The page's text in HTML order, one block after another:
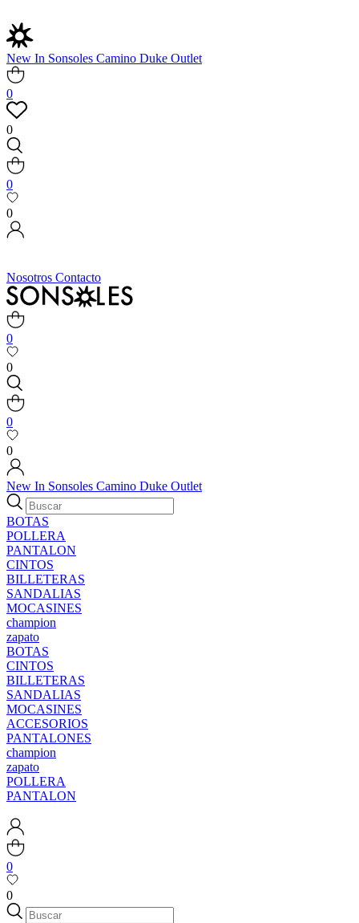
New In Sonsoles Camino Duke Outlet
0
0
0
0
Nosotros Contacto
0
0
0
0
New In Sonsoles Camino Duke Outlet
BOTAS
POLLERA
PANTALON
CINTOS
BILLETERAS
SANDALIAS
MOCASINES
champion
zapato
BOTAS
CINTOS
BILLETERAS
SANDALIAS
MOCASINES
ACCESORIOS
PANTALONES
champion
zapato
POLLERA
PANTALON
0
0